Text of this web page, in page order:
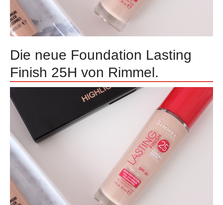
Die neue Foundation Lasting
Finish 25H von Rimmel.